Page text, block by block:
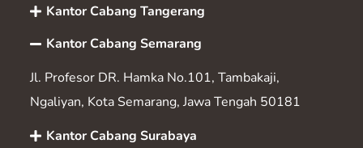
Kantor Cabang Tangerang
Kantor Cabang Semarang
Jl. Profesor DR. Hamka No.101, Tambakaji,
Ngaliyan, Kota Semarang, Jawa Tengah 50181
Kantor Cabang Surabaya